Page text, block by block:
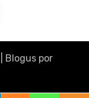
Blogus por